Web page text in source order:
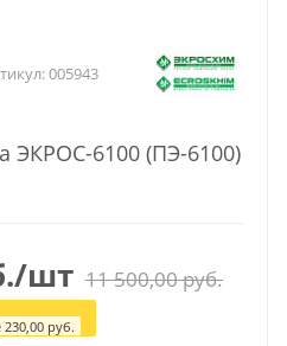
005943
ЭКРОС-6100 (ПЭ-6100)
/шт 11 500,00руб.
230,00 руб.